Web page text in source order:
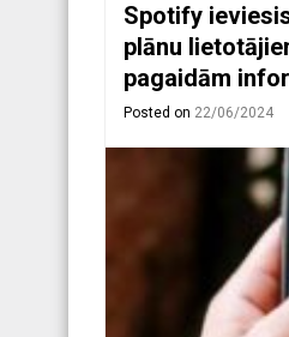
Spotify
plānu
pagaidām
Posted on 22/06/2024